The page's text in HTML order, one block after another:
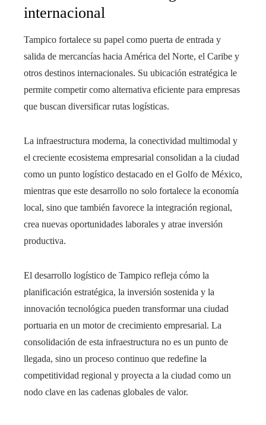
internacional
Tampico fortalece su papel como puerta de entrada y
salida de mercancías hacia América del Norte, el Caribe y
otros destinos internacionales. Su ubicación estratégica le
permite competir como alternativa eficiente para empresas
que buscan diversificar rutas logísticas.
La infraestructura moderna, la conectividad multimodal y
el creciente ecosistema empresarial consolidan a la ciudad
como un punto logístico destacado en el Golfo de México,
mientras que este desarrollo no solo fortalece la economía
local, sino que también favorece la integración regional,
crea nuevas oportunidades laborales y atrae inversión
productiva.
El desarrollo logístico de Tampico refleja cómo la
planificación estratégica, la inversión sostenida y la
innovación tecnológica pueden transformar una ciudad
portuaria en un motor de crecimiento empresarial. La
consolidación de esta infraestructura no es un punto de
llegada, sino un proceso continuo que redefine la
competitividad regional y proyecta a la ciudad como un
nodo clave en las cadenas globales de valor.